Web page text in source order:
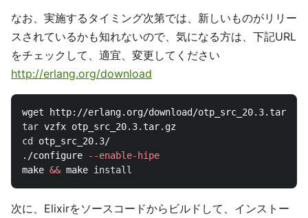
なお、実施するタイミング次第では、新しいものがリリー
スされているかも知れないので、気になる方は、下記URL
をチェックして、適宜、変更してください
http://erlang.org/download
tar
cd otp_src_20.3/
./configure
--enable-hipe
make && make install
次に、Elixirをソースコードからビルドして、インストー